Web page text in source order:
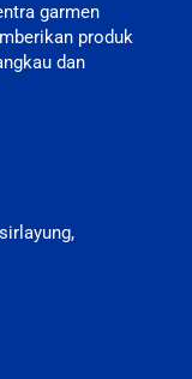
garmen
produk
dan